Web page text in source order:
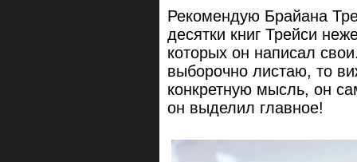
Рекомендую Брайана
десятки книг Трейси
которых он написал
выборочно листаю, то
конкретную мысль, он
он выделил главное!